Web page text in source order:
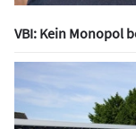
VBI: Kein Monopol